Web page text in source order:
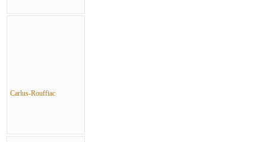
Carlus-Rouffiac